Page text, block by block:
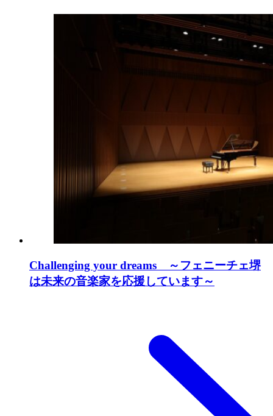
Challenging your dreams ～フェニーチェ堺
は未来の音楽家を応援しています～